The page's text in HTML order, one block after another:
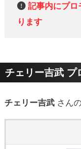
記事内にプロ
ります
チェリー吉武 プ
チェリー吉武 さん